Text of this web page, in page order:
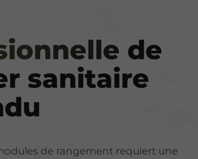
de
sanitaire
de rangement requiert une